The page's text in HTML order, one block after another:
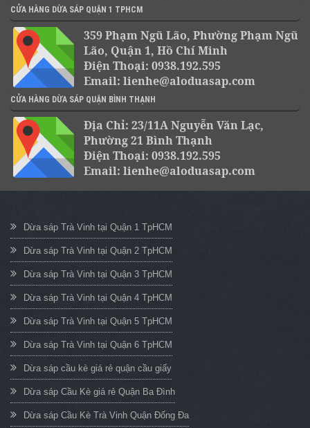
CỬA HÀNG DỪA SÁP QUẬN 1 TPHCM
359 Phạm Ngũ Lão, Phường Phạm Ngũ
Lão, Quận 1, Hồ Chí Minh
Điện Thoại: 0938.192.595
Email: lienhe@aloduasap.com
CỬA HÀNG DỪA SÁP QUẬN BÌNH THẠNH
Địa Chỉ: 23/11A Nguyễn Văn Lạc,
Phường 21 Bình Thạnh
Điện Thoại: 0938.192.595
Email: lienhe@aloduasap.com
Dừa sáp Trà Vinh tại Quận 1 TpHCM
Dừa sáp Trà Vinh tại Quận 2 TpHCM
Dừa sáp Trà Vinh tại Quận 3 TpHCM
Dừa sáp Trà Vinh tại Quận 4 TpHCM
Dừa sáp Trà Vinh tại Quận 5 TpHCM
Dừa sáp Trà Vinh tại Quận 6 TpHCM
Dừa sáp cầu kè giá rẻ quận cầu giấy
Dừa sáp Cầu Kè giá rẻ Quận Ba Đình
Dừa sáp Cầu Kè Trà Vinh Quận Đống Đa